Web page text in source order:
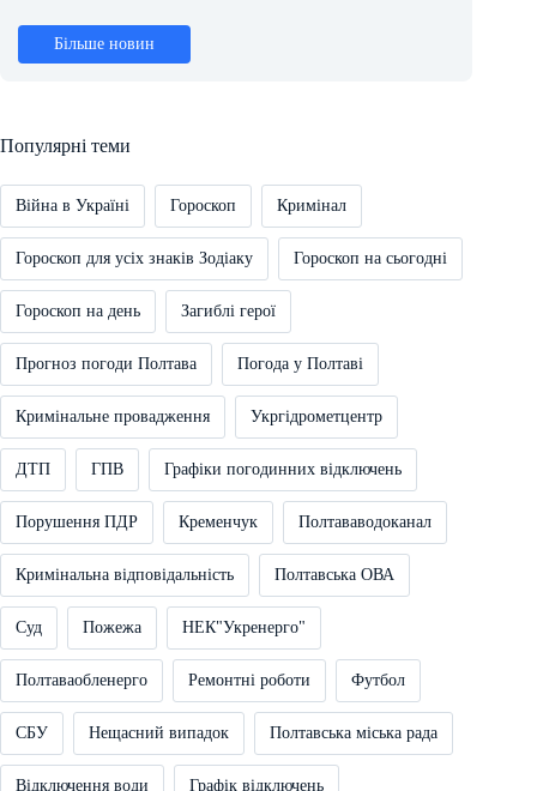
Більше новин
Популярні теми
Війна в Україні Гороскоп Кримінал
Гороскоп для усіх знаків Зодіаку Гороскоп на сьогодні
Гороскоп на день Загиблі герої
Прогноз погоди Полтава Погода у Полтаві
Кримінальне провадження Укргідрометцентр
ДТП ГПВ Графіки погодинних відключень
Порушення ПДР Кременчук Полтававодоканал
Кримінальна відповідальність Полтавська ОВА
Суд Пожежа НЕК"Укренерго"
Полтаваобленерго Ремонтні роботи Футбол
СБУ Нещасний випадок Полтавська міська рада
Відключення води Графік відключень